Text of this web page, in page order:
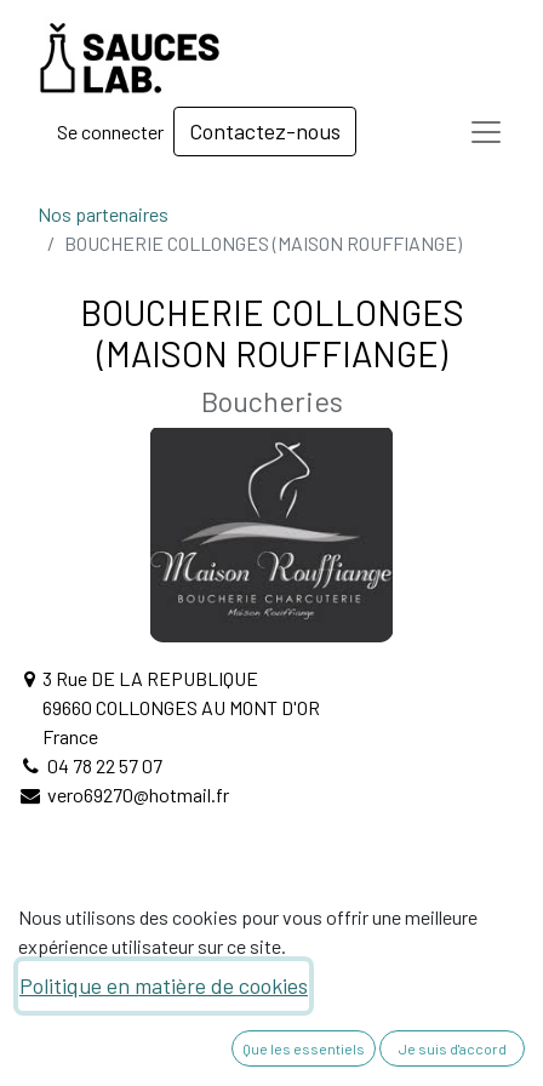
Se connecter Contactez-nous
Nos partenaires
BOUCHERIE COLLONGES (MAISON ROUFFIANGE)
BOUCHERIE COLLONGES
(MAISON ROUFFIANGE)
Boucheries
3 Rue DE LA REPUBLIQUE
69660 COLLONGES AU MONT D'OR
France
04 78 22 57 07
vero69270@hotmail.fr
66, avenue de provence - 26270 SAULCE SUR Rhône
contact@sauces-lab.com
Nous utilisons des cookies pour vous offrir une meilleure
expérience utilisateur sur ce site.
Politique en matière de cookies
Que les essentiels Je suis d'accord